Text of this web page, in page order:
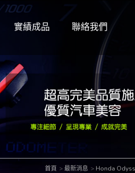
實績成品 聯絡我們
首頁 最新消息 Honda